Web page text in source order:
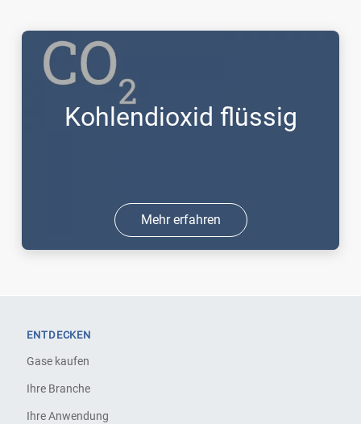
Kohlendioxid flüssig
Mehr erfahren
ENTDECKEN
Gase kaufen
Ihre Branche
Ihre Anwendung